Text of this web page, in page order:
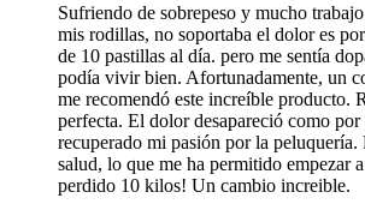
Sufriendo de sobrepeso y mucho
mis rodillas, no soportaba el dolor es
de 10 pastillas al día. pero me sentía
podía vivir bien. Afortunadamente, un
me recomendó este increíble producto.
perfecta. El dolor desapareció como por
recuperado mi pasión por la peluquería.
salud, lo que me ha permitido empezar
perdido 10 kilos! Un cambio increible.